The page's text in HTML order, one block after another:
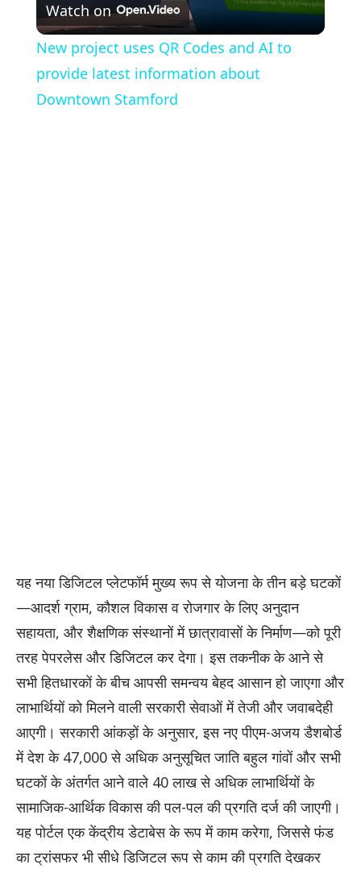
Video
Watch on
New project uses QR Codes and AI to
provide latest information about
Downtown Stamford
यह नया डिजिटल प्लेटफॉर्म मुख्य रूप से योजना के तीन बड़े घटकों
—आदर्श ग्राम, कौशल विकास व रोजगार के लिए अनुदान
सहायता, और शैक्षणिक संस्थानों में छात्रावासों के निर्माण—को पूरी
तरह पेपरलेस और डिजिटल कर देगा। इस तकनीक के आने से
सभी हितधारकों के बीच आपसी समन्वय बेहद आसान हो जाएगा और
लाभार्थियों को मिलने वाली सरकारी सेवाओं में तेजी और जवाबदेही
आएगी। सरकारी आंकड़ों के अनुसार, इस नए पीएम-अजय डैशबोर्ड
में देश के 47,000 से अधिक अनुसूचित जाति बहुल गांवों और सभी
घटकों के अंतर्गत आने वाले 40 लाख से अधिक लाभार्थियों के
सामाजिक-आर्थिक विकास की पल-पल की प्रगति दर्ज की जाएगी।
यह पोर्टल एक केंद्रीय डेटाबेस के रूप में काम करेगा, जिससे फंड
का ट्रांसफर भी सीधे डिजिटल रूप से काम की प्रगति देखकर